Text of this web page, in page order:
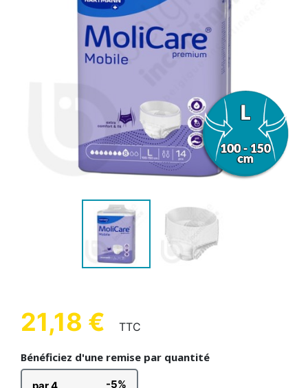
21,18 € TTC
Bénéficiez d'une remise par quantité
-5%